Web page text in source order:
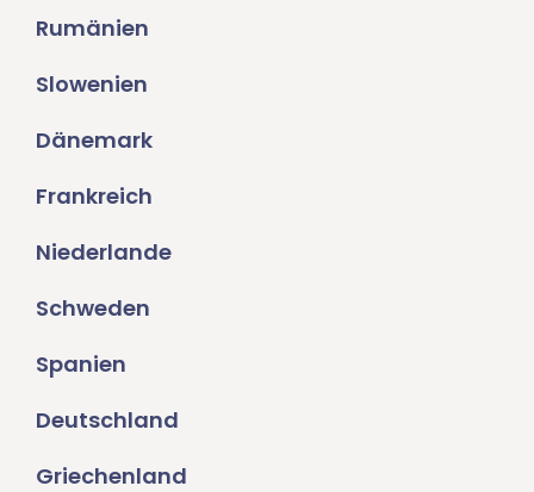
Rumänien
Slowenien
Dänemark
Frankreich
Niederlande
Schweden
Spanien
Deutschland
Griechenland